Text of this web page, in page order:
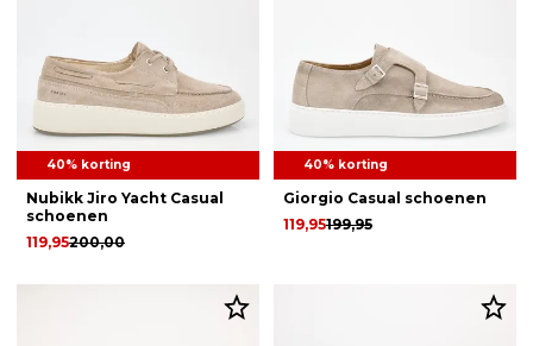
40% korting
Nubikk Jiro Yacht Casual
schoenen
200,00
119,95
40% korting
Giorgio Casual schoenen
199,95
119,95